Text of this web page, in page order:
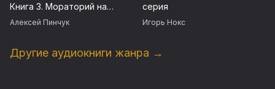
Книга 3. Мораторий на
добро
Алексей Пинчук
серия
Игорь Нокс
Другие аудиокниги жанра →